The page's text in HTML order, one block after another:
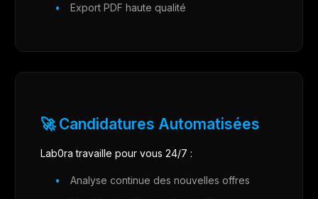
Export PDF haute qualité
🚀 Candidatures Automatisées
Lab0ra travaille pour vous 24/7 :
Analyse continue des nouvelles offres